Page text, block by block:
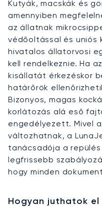
Kutyák, macskák és
amennyiben
az állatnak
védőoltással és uniós
hivatalos állatorvosi
kell rendelkeznie. Ha
kisállatát érkezéskor
határőrök
Bizonyos, magas
korlátozás alá eső
engedélyezett. Mivel
változhatnak, a
tanácsadója a
legfrissebb
hogy minden
Hogyan juthatok